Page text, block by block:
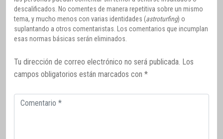
descalificados. No comentes de manera repetitiva sobre un mismo
tema, y mucho menos con varias identidades (astroturfing) o
suplantando a otros comentaristas. Los comentarios que incumplan
esas normas básicas serán eliminados.
Tu dirección de correo electrónico no será publicada. Los
campos obligatorios están marcados con *
Comentario